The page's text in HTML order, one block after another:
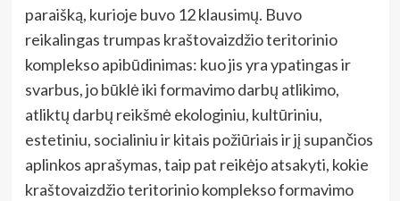
paraišką, kurioje buvo 12 klausimų. Buvo
reikalingas trumpas kraštovaizdžio teritorinio
komplekso apibūdinimas: kuo jis yra ypatingas ir
svarbus, jo būklė iki formavimo darbų atlikimo,
atliktų darbų reikšmė ekologiniu, kultūriniu,
estetiniu, socialiniu ir kitais požiūriais ir jį supančios
aplinkos aprašymas, taip pat reikėjo atsakyti, kokie
kraštovaizdžio teritorinio komplekso formavimo